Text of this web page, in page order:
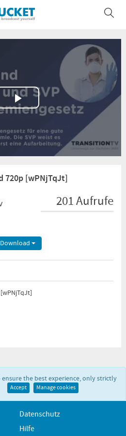
Play
Video
720p [wPNjTqJt]
201 Aufrufe
Download
ensure the best experience, only strictly
Accept Manage cookies
Datenschutz
Hilfe